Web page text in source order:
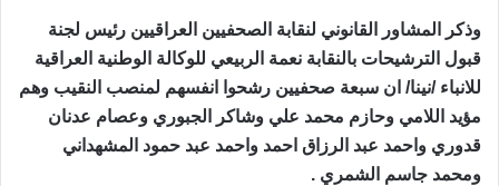
وذكر المشاور القانوني لنقابة الصحفيين العراقيين رئيس لجنة
قبول الترشيحات بالنقابة نعمة الربيعي للوكالة الوطنية العراقية
للانباء /نينا/ ان سبعة صحفيين رشحوا انفسهم لمنصب النقيب وهم
مؤيد اللامي وحازم محمد علي وشاكر الجبوري وعصام عدنان
قدوري واحمد عبد الرزاق احمد واحمد عبد حمود المشهداني
ومحمد جاسم الشمري .